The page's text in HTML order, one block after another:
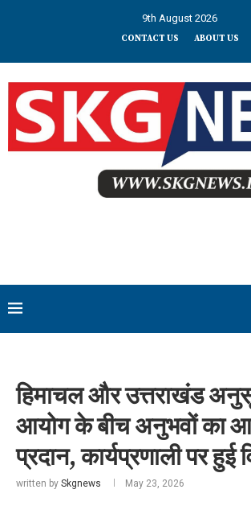
9th August 2026
CONTACT US ABOUT US
हिमाचल और उत्तराखंड
आयोग के बीच अनुभवों का
प्रदान, कार्यप्रणाली पर हुई
written by Skgnews May 23, 2026